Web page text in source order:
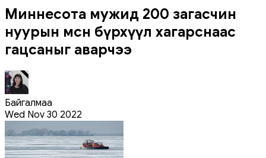
Миннесота мужид 200 загасчин
нуурын мөсөн бүрхүүл хагарснаас
гацсаныг аварчээ
Байгалмаа
Wed Nov 30 2022